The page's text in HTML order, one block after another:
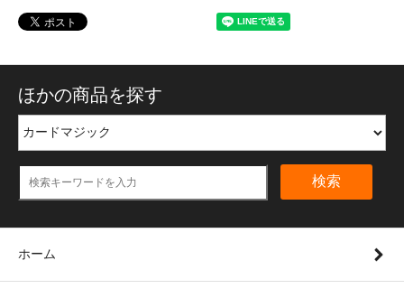
ほかの商品を探す
検索
ホーム